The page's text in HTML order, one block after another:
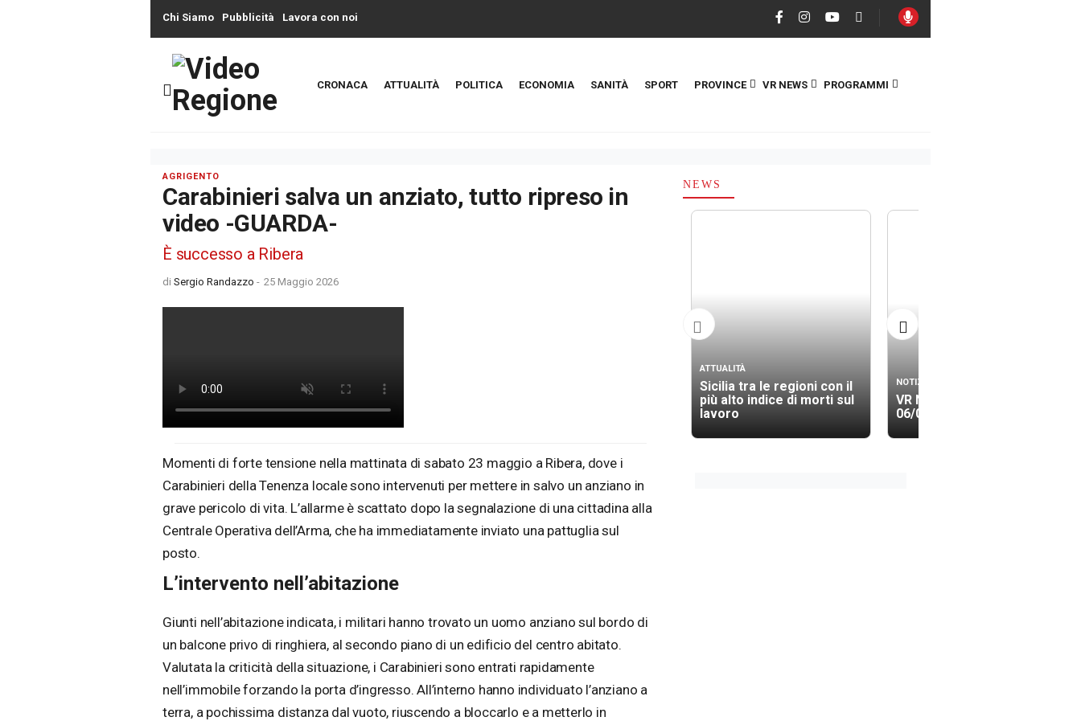
Chi Siamo Pubblicità Lavora con noi
CRONACA ATTUALITÀ POLITICA ECONOMIA SANITÀ SPORT PROVINCE VR NEWS PROGRAMMI
AGRIGENTO
Carabinieri salva un anziato, tutto ripreso in
video -GUARDA-
È successo a Ribera
di Sergio Randazzo - 25 Maggio 2026
Momenti di forte tensione nella mattinata di sabato 23 maggio a Ribera, dove i
Carabinieri della Tenenza locale sono intervenuti per mettere in salvo un anziano in
grave pericolo di vita. L’allarme è scattato dopo la segnalazione di una cittadina alla
Centrale Operativa dell’Arma, che ha immediatamente inviato una pattuglia sul
posto.
L’intervento nell’abitazione
Giunti nell’abitazione indicata, i militari hanno trovato un uomo anziano sul bordo di
un balcone privo di ringhiera, al secondo piano di un edificio del centro abitato.
Valutata la criticità della situazione, i Carabinieri sono entrati rapidamente
nell’immobile forzando la porta d’ingresso. All’interno hanno individuato l’anziano a
terra, a pochissima distanza dal vuoto, riuscendo a bloccarlo e a metterlo in
NEWS
ATTUALITÀ
Sicilia tra le regioni con il
più alto indice di morti sul
lavoro
NOTIZIE
VR News Edizione 13.40
06/08/2026